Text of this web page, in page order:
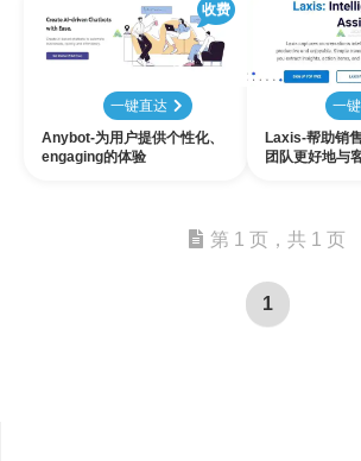
收费
一键直达
Anybot-为用户提供个性化、
engaging的体验
一
Laxis-帮助销
团队更好地与
第 1 页，共 1 页
1